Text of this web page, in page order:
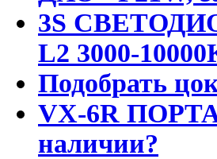
3S
L2 3000-
Подобрать
VX-6R
наличии?